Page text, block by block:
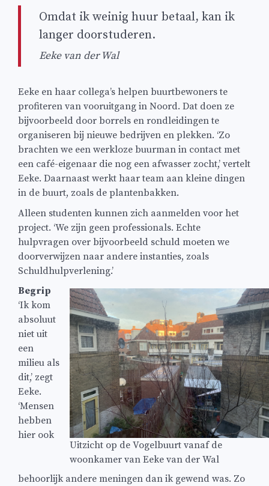
Omdat ik weinig huur betaal, kan ik
langer doorstuderen.
Eeke van der Wal
Eeke en haar collega’s helpen buurtbewoners te
profiteren van vooruitgang in Noord. Dat doen ze
bijvoorbeeld door borrels en rondleidingen te
organiseren bij nieuwe bedrijven en plekken. ‘Zo
brachten we een werkloze buurman in contact met
een café-eigenaar die nog een afwasser zocht,’ vertelt
Eeke. Daarnaast werkt haar team aan kleine dingen
in de buurt, zoals de plantenbakken.
Alleen studenten kunnen zich aanmelden voor het
project. ‘We zijn geen professionals. Echte
hulpvragen over bijvoorbeeld schuld moeten we
doorverwijzen naar andere instanties, zoals
Schuldhulpverlening.’
Uitzicht op de Vogelbuurt vanaf de
woonkamer van Eeke van der Wal
Begrip
‘Ik kom
absoluut
niet uit
een
milieu als
dit,’ zegt
Eeke.
‘Mensen
hebben
hier ook
behoorlijk andere meningen dan ik gewend was. Zo